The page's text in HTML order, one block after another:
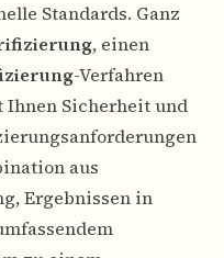
Standards. Ganz
, einen
-Verfahren
Sicherheit und
aus
Ergebnissen in